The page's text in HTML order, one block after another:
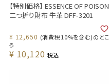
【特別価格】 ESSENCE OF POISON
二つ折り財布 牛革 DFF-3201
¥ 12,650 (消費税10%を含む)のとこ
ろ
¥ 10,120 税込